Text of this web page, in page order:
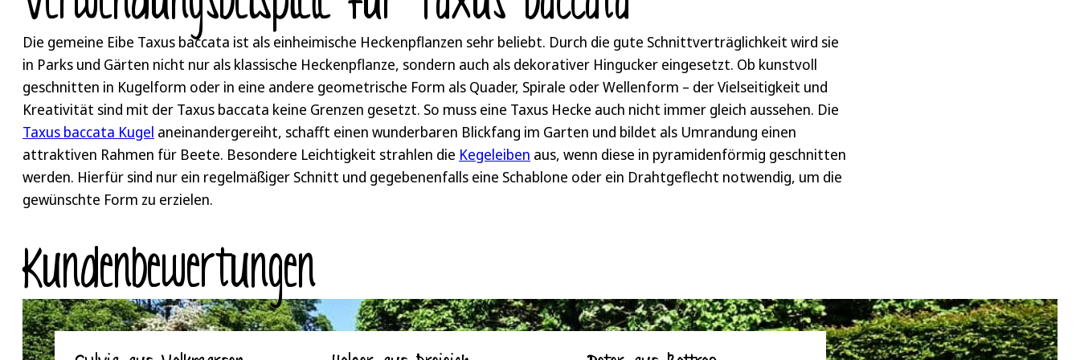
einen kurzen Seitentrieb gekürzt werden. Für einen stärkeren Rückschnitt ist der beste Zeitpunkt im März. Die Schnittstellen
verheilen besser und die Taxus baccata Eibe treibt kurz darauf mit neuen jungen Trieben aus. Gleichzeitig werden heimische
Vögel geschützt, die die Heckenpflanzen als Brutstelle nutzen. Verwenden Sie für den Schnitt der Eibe baccata nur scharfes und
widerstandsfähiges Werkzeug und tragen bestenfalls lange Kleidung zum Schutz Ihrer Haut. Schnittreste können gut abgedeckt
auf dem Kompost oder im Biomüll entsorgt werden. Weitere Tipps zur Pflege einer Hecke gibt es auch in unserem
Heckenratgeber.
Die gemeine Eibe Taxus baccata ist als einheimische Heckenpflanzen sehr beliebt. Durch die gute Schnittverträglichkeit wird sie
in Parks und Gärten nicht nur als klassische Heckenpflanze, sondern auch als dekorativer Hingucker eingesetzt. Ob kunstvoll
geschnitten in Kugelform oder in eine andere geometrische Form als Quader, Spirale oder Wellenform – der Vielseitigkeit und
Kreativität sind mit der Taxus baccata keine Grenzen gesetzt. So muss eine Taxus Hecke auch nicht immer gleich aussehen. Die
Taxus baccata Kugel aneinandergereiht, schafft einen wunderbaren Blickfang im Garten und bildet als Umrandung einen
attraktiven Rahmen für Beete. Besondere Leichtigkeit strahlen die Kegeleiben aus, wenn diese in pyramidenförmig geschnitten
werden. Hierfür sind nur ein regelmäßiger Schnitt und gegebenenfalls eine Schablone oder ein Drahtgeflecht notwendig, um die
gewünschte Form zu erzielen.
Kunden­bewertungen